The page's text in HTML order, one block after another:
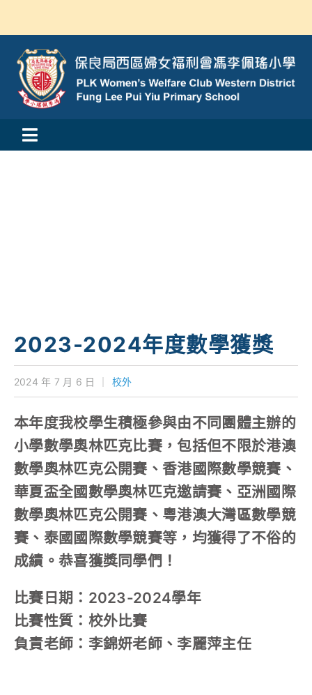
content
Toggle
我們的成就
對外聯繫
聯絡我們
2023-2024年度數學獲獎
2024 年 7 月 6 日 校外
本年度我校學生積極參與由不同團體主辦的
小學數學奧林匹克比賽，包括但不限於港澳
數學奧林匹克公開賽、香港國際數學競賽、
華夏盃全國數學奧林匹克邀請賽、亞洲國際
數學奧林匹克公開賽、粵港澳大灣區數學競
賽、泰國國際數學競賽等，均獲得了不俗的
成績。恭喜獲獎同學們！
比賽日期：2023-2024學年
比賽性質：校外比賽
負責老師：李錦妍老師、李麗萍主任